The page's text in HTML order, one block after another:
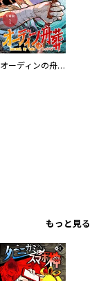
オーディンの舟葬 分冊版
もっと見る